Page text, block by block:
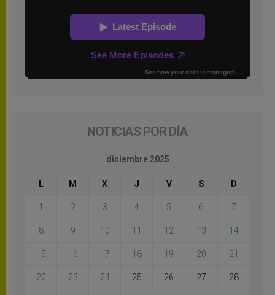
NOTICIAS POR DÍA
diciembre 2025
L M X J V S D
1 2 3 4 5 6 7
8 9 10 11 12 13 14
15 16 17 18 19 20 21
22 23 24 25 26 27 28